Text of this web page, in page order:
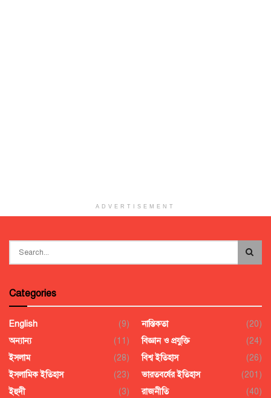
ADVERTISEMENT
Categories
English
(9)
অন্যান্য
(11)
ইসলাম
(28)
ইসলামিক ইতিহাস
(23)
ইহুদী
(3)
নাস্তিকতা
(20)
বিজ্ঞান ও প্রযুক্তি
(24)
বিশ্ব ইতিহাস
(26)
ভারতবর্ষের ইতিহাস
(201)
রাজনীতি
(40)